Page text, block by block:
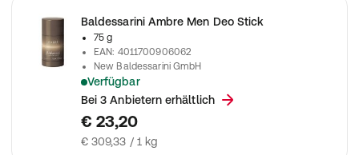
Baldessarini Ambre Men Deo Stick
75 g
EAN: 4011700906062
New Baldessarini GmbH
Verfügbar
Baldessarini Ambre Men Deo Stick
Bei 3 Anbietern erhältlich
€ 23,20
€ 309,33 / 1 kg